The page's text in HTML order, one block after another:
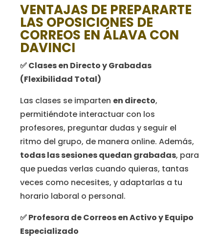
VENTAJAS DE PREPARARTE
LAS OPOSICIONES DE
CORREOS EN ÁLAVA CON
DAVINCI
✅Clases en Directo y Grabadas
(Flexibilidad Total)
Las clases se imparten en directo,
permitiéndote interactuar con los
profesores, preguntar dudas y seguir el
ritmo del grupo, de manera online. Además,
todas las sesiones quedan grabadas, para
que puedas verlas cuando quieras, tantas
veces como necesites, y adaptarlas a tu
horario laboral o personal.
✅Profesora de Correos en Activo y Equipo
Especializado